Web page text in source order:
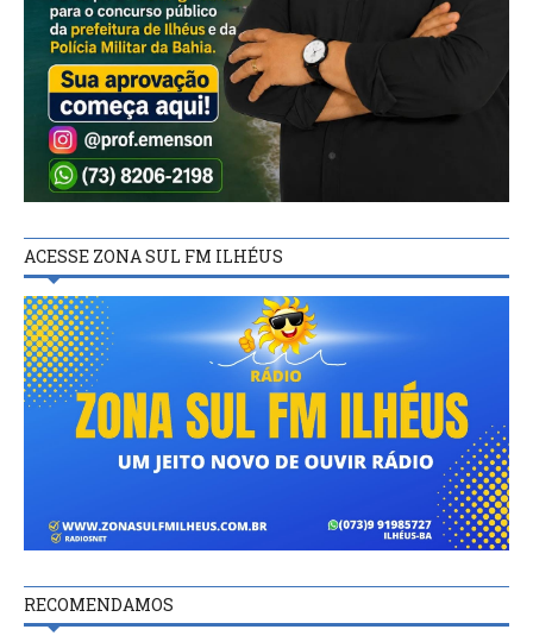
ACESSE ZONA SUL FM ILHÉUS
RECOMENDAMOS